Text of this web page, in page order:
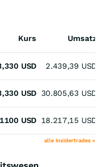
Kurs Umsatz
USD 2.439,39 USD
USD 30.805,63 USD
USD 18.217,15 USD
alle Insidertrades »